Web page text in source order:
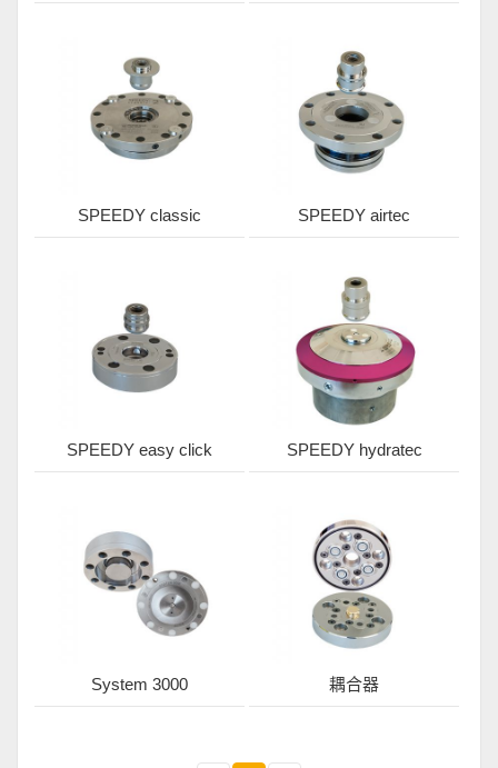
SPEEDY classic SPEEDY airtec
SPEEDY easy click SPEEDY hydratec
System 3000 耦合器